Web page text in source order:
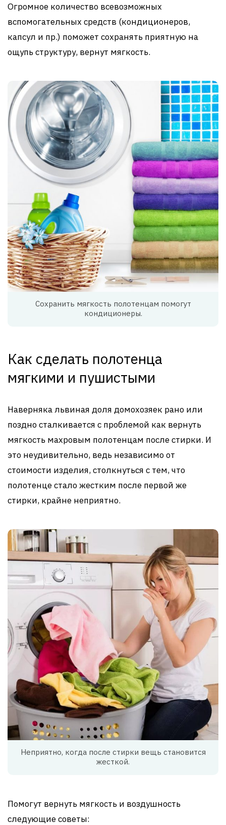
Огромное количество всевозможных
вспомогательных средств (кондиционеров,
капсул и пр.) поможет сохранять приятную на
ощупь структуру, вернут мягкость.
Сохранить мягкость полотенцам помогут
кондиционеры.
Как сделать полотенца
мягкими и пушистыми
Наверняка львиная доля домохозяек рано или
поздно сталкивается с проблемой как вернуть
мягкость махровым полотенцам после стирки. И
это неудивительно, ведь независимо от
стоимости изделия, столкнуться с тем, что
полотенце стало жестким после первой же
стирки, крайне неприятно.
Неприятно, когда после стирки вещь становится
жесткой.
Помогут вернуть мягкость и воздушность
следующие советы: